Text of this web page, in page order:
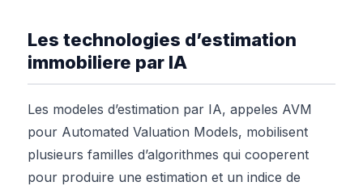
Les technologies d’estimation
immobiliere par IA
Les modeles d’estimation par IA, appeles AVM
pour Automated Valuation Models, mobilisent
plusieurs familles d’algorithmes qui cooperent
pour produire une estimation et un indice de